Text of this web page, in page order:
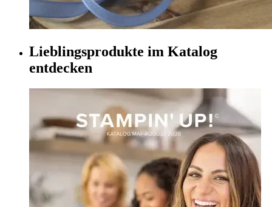
Lieblingsprodukte im Katalog
entdecken